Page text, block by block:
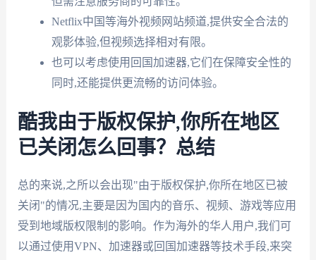
Netflix中国等海外视频网站频道,提供安全合法的
观影体验,但视频选择相对有限。
也可以考虑使用回国加速器,它们在保障安全性的
同时,还能提供更流畅的访问体验。
酷我由于版权保护,你所在地区
已关闭怎么回事？总结
总的来说,之所以会出现"由于版权保护,你所在地区已被
关闭"的情况,主要是因为国内的音乐、视频、游戏等应用
受到地域版权限制的影响。作为海外的华人用户,我们可
以通过使用VPN、加速器或回国加速器等技术手段,来突